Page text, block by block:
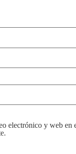
electrónico y web en